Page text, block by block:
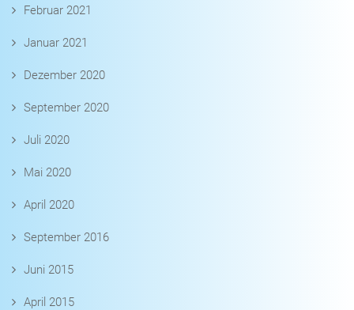
Februar 2021
Januar 2021
Dezember 2020
September 2020
Juli 2020
Mai 2020
April 2020
September 2016
Juni 2015
April 2015